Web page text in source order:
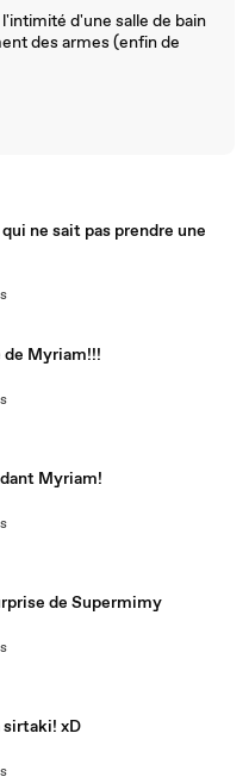
d'une salle de bain
des armes (enfin de
ne sait pas prendre une
de Myriam!!!
Myriam!
de Supermimy
sirtaki! xD